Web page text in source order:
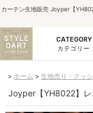
カーテン生地販売 Joyper【
CATEGORY
カテゴリー
ホーム 生地売り・クッ
Joyper【YH8022】レ